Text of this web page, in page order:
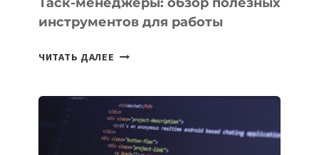
инструментов для работы
ЧИТАТЬ ДАЛЕЕ ТАСК-
ПОЛЕЗНЫХ
ИНСТРУМЕНТОВ
ДЛЯ